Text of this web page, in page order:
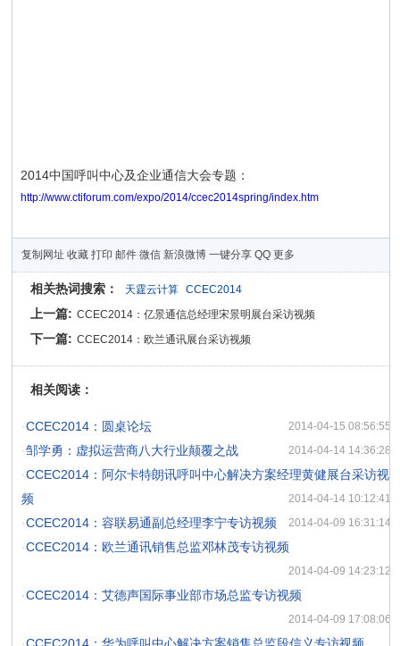
2014中国呼叫中心及企业通信大会专题：
http://www.ctiforum.com/expo/2014/ccec2014spring/index.htm
复制网址 收藏 打印 邮件 微信 新浪微博 一键分享 QQ 更多
相关热词搜索： 天霆云计算 CCEC2014
上一篇: CCEC2014：亿景通信总经理宋景明展台采访视频
下一篇: CCEC2014：欧兰通讯展台采访视频
相关阅读：
·CCEC2014：圆桌论坛 2014-04-15 08:56:55
·邹学勇：虚拟运营商八大行业颠覆之战 2014-04-14 14:36:28
·CCEC2014：阿尔卡特朗讯呼叫中心解决方案经理黄健展台采访视
频
2014-04-14 10:12:41
·CCEC2014：容联易通副总经理李宁专访视频 2014-04-09 16:31:14
·CCEC2014：欧兰通讯销售总监邓林茂专访视频
2014-04-09 14:23:12
·CCEC2014：艾德声国际事业部市场总监专访视频
2014-04-09 17:08:06
·CCEC2014：华为呼叫中心解决方案销售总监段信义专访视频